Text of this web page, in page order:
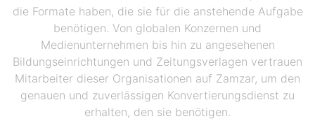
die Formate haben, die sie für die anstehende Aufgabe
benötigen. Von globalen Konzernen und
Medienunternehmen bis hin zu angesehenen
Bildungseinrichtungen und Zeitungsverlagen vertrauen
Mitarbeiter dieser Organisationen auf Zamzar, um den
genauen und zuverlässigen Konvertierungsdienst zu
erhalten, den sie benötigen.